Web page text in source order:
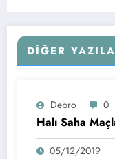
DIĞER
Debro 0
Halı Saha
05/12/2019